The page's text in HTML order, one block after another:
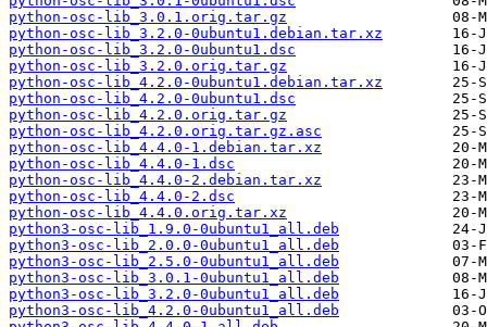
python-osc-lib_3.0.1.orig.tar.gz
python-osc-lib_3.2.0-0ubuntu1.debian.tar.xz
python-osc-lib_3.2.0-0ubuntu1.dsc
python-osc-lib_3.2.0.orig.tar.gz
python-osc-lib_4.2.0-0ubuntu1.debian.tar.xz
python-osc-lib_4.2.0-0ubuntu1.dsc
python-osc-lib_4.2.0.orig.tar.gz
python-osc-lib_4.2.0.orig.tar.gz.asc
python-osc-lib_4.4.0-1.debian.tar.xz
python-osc-lib_4.4.0-1.dsc
python-osc-lib_4.4.0-2.debian.tar.xz
python-osc-lib_4.4.0-2.dsc
python-osc-lib_4.4.0.orig.tar.xz
python3-osc-lib_1.9.0-0ubuntu1_all.deb
python3-osc-lib_2.0.0-0ubuntu1_all.deb
python3-osc-lib_2.5.0-0ubuntu1_all.deb
python3-osc-lib_3.0.1-0ubuntu1_all.deb
python3-osc-lib_3.2.0-0ubuntu1_all.deb
python3-osc-lib_4.2.0-0ubuntu1_all.deb